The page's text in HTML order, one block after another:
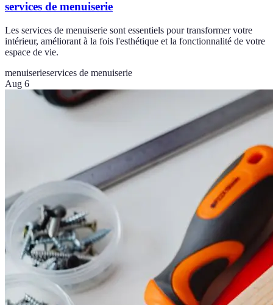
services de menuiserie
Les services de menuiserie sont essentiels pour transformer votre
intérieur, améliorant à la fois l'esthétique et la fonctionnalité de votre
espace de vie.
menuiserieservices de menuiserie
Aug 6